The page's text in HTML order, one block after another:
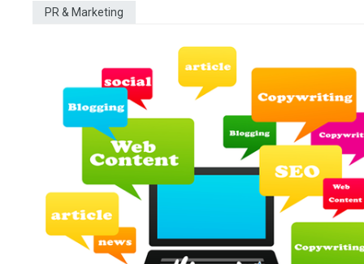
PR & Marketing